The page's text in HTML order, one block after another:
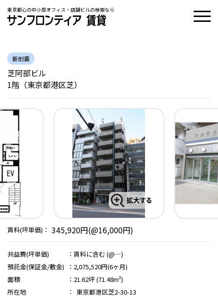
東京都心の中小型オフィス・店舗ビルの検索なら
新耐震
芝阿部ビル
1階（東京都港区芝）
賃料(坪単価)： 345,920円(@16,000円)
共益費(坪単価) ： 賃料に含む (@―)
預託金(保証金/敷金)
： 2,075,520円(6ヶ月)
面積
： 21.62坪 (71.48m²)
所在地
：
東京都港区芝2-30-13